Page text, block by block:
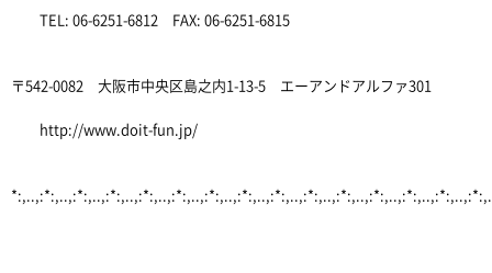
TEL: 06-6251-6812 FAX: 06-6251-6815
〒542-0082 大阪市中央区島之内1-13-5 エーアンドアルファ301
http://www.doit-fun.jp/